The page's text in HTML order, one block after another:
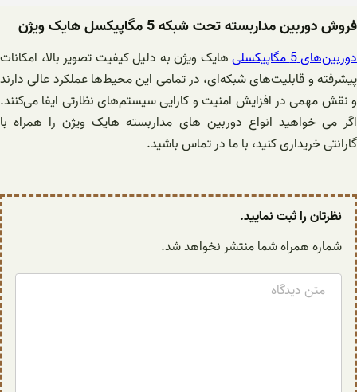
فروش دوربین مداربسته تحت شبکه 5 مگاپیکسل هایک ویژن
دوربین‌های 5 مگاپیکسلی
هایک ویژن به دلیل کیفیت تصویر بالا، امکانات
پیشرفته و قابلیت‌های شبکه‌ای، در تمامی این محیط‌ها عملکرد عالی دارند
و نقش مهمی در افزایش امنیت و کارایی سیستم‌های نظارتی ایفا می‌کنند.
اگر می خواهید انواع دوربین های مداربسته هایک ویژن را همراه با
گارانتی خریداری کنید، با ما در تماس باشید.
نظرتان را ثبت نمایید.
شماره همراه شما منتشر نخواهد شد.